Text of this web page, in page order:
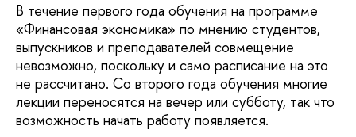
В течение первого года обучения на программе
«Финансовая экономика» по мнению студентов,
выпускников и преподавателей совмещение
невозможно, поскольку и само расписание на это
не рассчитано. Со второго года обучения многие
лекции переносятся на вечер или субботу, так что
возможность начать работу появляется.